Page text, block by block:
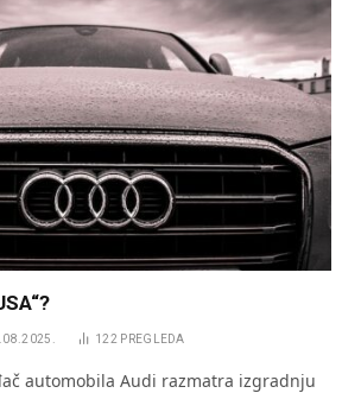
122 PREGLEDA
automobila Audi razmatra izgradnju